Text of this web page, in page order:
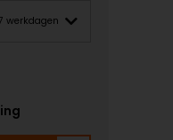
werkdagen